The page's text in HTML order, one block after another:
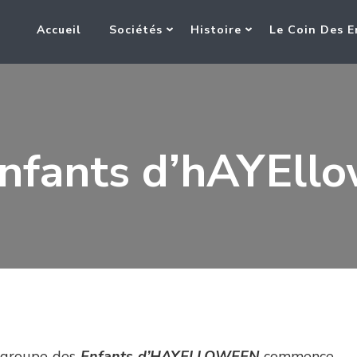
Accueil Sociétés Histoire Le Coin Des